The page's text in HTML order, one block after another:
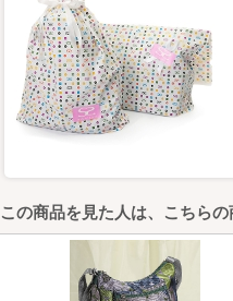
この商品を見た人は、こちら